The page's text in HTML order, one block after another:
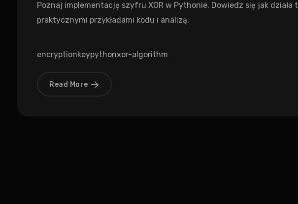
Poznaj implementację szyfru XOR w Pythonie. Dowiedz się jak
praktycznymi przykładami kodu i analizą.
encryptionkeypythonxor-algorithm
Read More